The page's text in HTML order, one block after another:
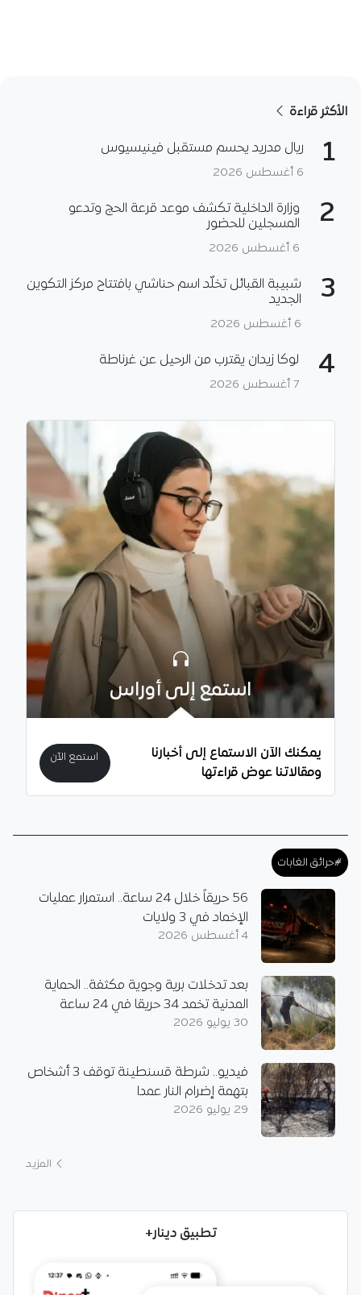
الأكثر قراءة
1 ريال مدريد يحسم مستقبل فينيسيوس
6 أغسطس 2026
2
وزارة الداخلية تكشف موعد قرعة الحج وتدعو
المسجلين للحضور
6 أغسطس 2026
3
شبيبة القبائل تخلّد اسم حناشي بافتتاح مركز التكوين
الجديد
6 أغسطس 2026
4 لوكا زيدان يقترب من الرحيل عن غرناطة
7 أغسطس 2026
استمع إلى أوراس
يمكنك الآن الاستماع إلى أخبارنا
ومقالاتنا عوض قراءتها
استمع الآن
#حرائق الغابات
56 حريقاً خلال 24 ساعة.. استمرار عمليات
الإخماد في 3 ولايات
4 أغسطس 2026
بعد تدخلات برية وجوية مكثفة.. الحماية
المدنية تخمد 34 حريقا في 24 ساعة
30 يوليو 2026
فيديو.. شرطة قسنطينة توقف 3 أشخاص
بتهمة إضرام النار عمدا
29 يوليو 2026
المزيد
تطبيق دينار+